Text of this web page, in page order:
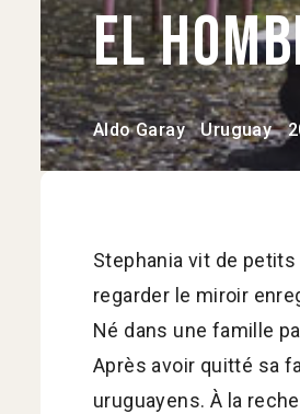
El
Aldo Garay Uruguay
Stephania vit de petits
regarder le miroir
Né dans une famille
Après avoir quitté sa
uruguayens. À la